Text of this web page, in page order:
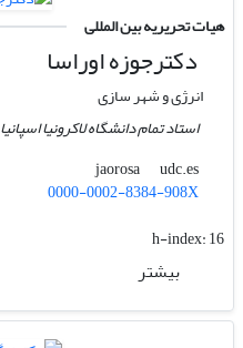
هیات تحریریه بین المللی
دکترجوزه اوراسا
انرژی و شهر سازی
استاد تمام دانشگاه لاکرونیا اسپانیا
jaorosa
udc.es
0000-0002-8384-908X
h-index:16
بیشتر